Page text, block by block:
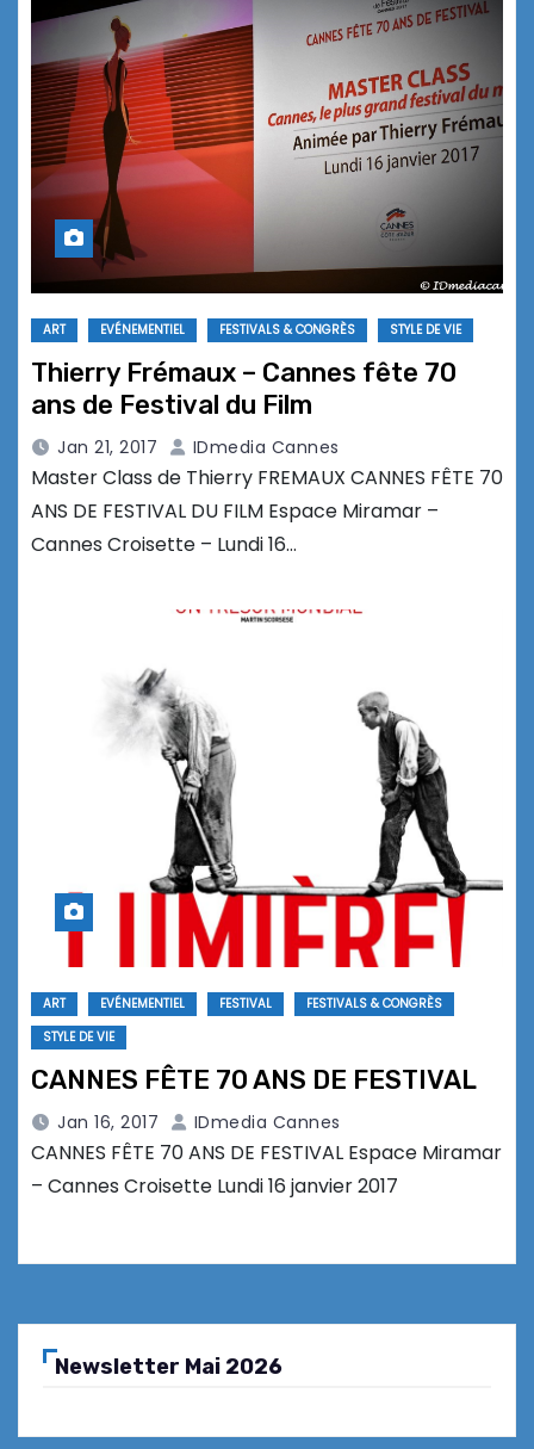
ART EVÉNEMENTIEL FESTIVALS & CONGRÈS STYLE DE VIE
Thierry Frémaux – Cannes fête 70
ans de Festival du Film
Jan 21, 2017 IDmedia Cannes
Master Class de Thierry FREMAUX CANNES FÊTE 70
ANS DE FESTIVAL DU FILM Espace Miramar –
Cannes Croisette – Lundi 16…
ART EVÉNEMENTIEL FESTIVAL
FESTIVALS & CONGRÈS
STYLE DE VIE
CANNES FÊTE 70 ANS DE FESTIVAL
Jan 16, 2017 IDmedia Cannes
CANNES FÊTE 70 ANS DE FESTIVAL Espace Miramar
– Cannes Croisette Lundi 16 janvier 2017
Newsletter Mai 2026